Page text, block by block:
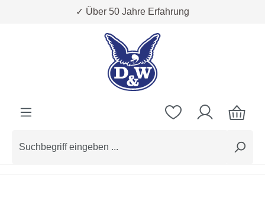
Zum Hauptinhalt springen✓ Über 50 Jahre Erfahrung